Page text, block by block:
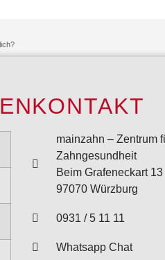
KONTAKT
mainzahn – Zentrum
Zahngesundheit
Beim Grafeneckart 13
97070 Würzburg
0931 / 5 11 11
Whatsapp Chat